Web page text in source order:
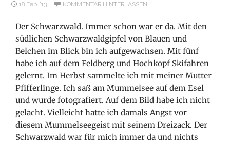
18 Feb. ’13 KOMMENTAR HINTERLASSEN
Der Schwarzwald. Immer schon war er da. Mit den
südlichen Schwarzwaldgipfel von Blauen und
Belchen im Blick bin ich aufgewachsen. Mit fünf
habe ich auf dem Feldberg und Hochkopf Skifahren
gelernt. Im Herbst sammelte ich mit meiner Mutter
Pfifferlinge. Ich saß am Mummelsee auf dem Esel
und wurde fotografiert. Auf dem Bild habe ich nicht
gelacht. Vielleicht hatte ich damals Angst vor
diesem Mummelseegeist mit seinem Dreizack. Der
Schwarzwald war für mich immer da und nichts